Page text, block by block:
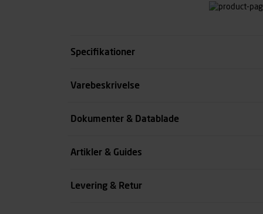
Specifikationer
Størrelse
Varebeskrivelse
Dokumenter & Datablade
Artikler & Guides
Levering & Retur